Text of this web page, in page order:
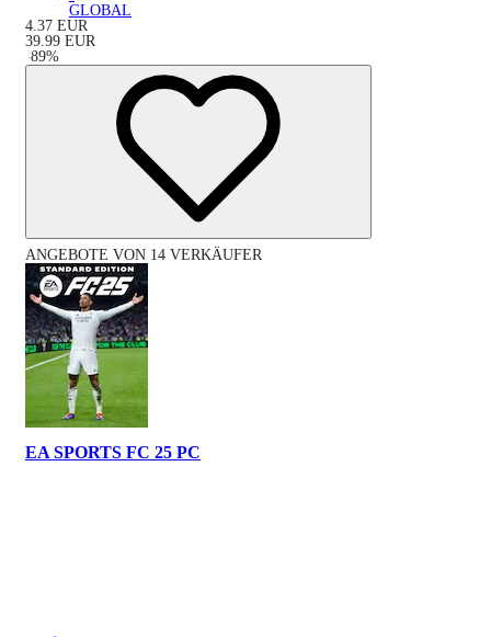
GLOBAL
4.37 EUR
39.99 EUR
-89%
ANGEBOTE VON 14 VERKÄUFER
EA SPORTS FC 25 PC